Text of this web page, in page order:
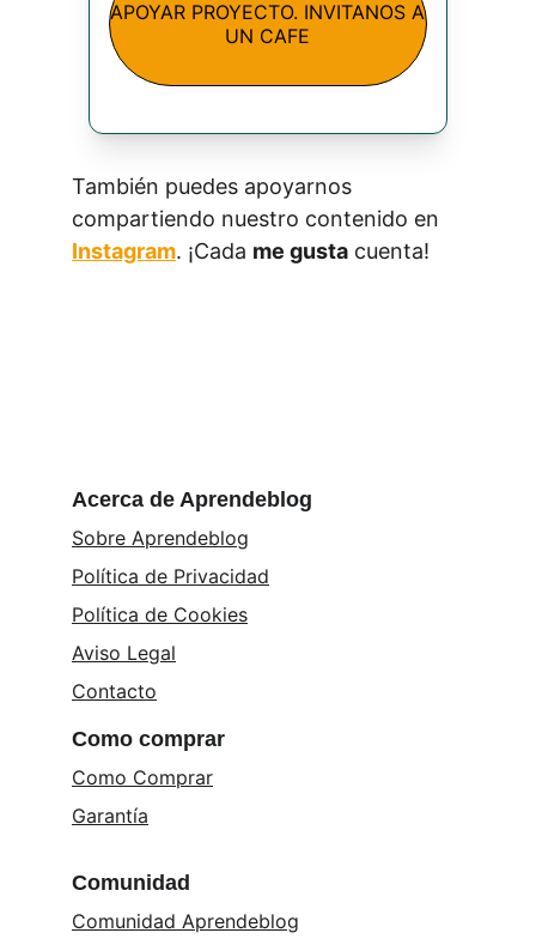
Acerca de Aprendeblog
Sobre Aprendeblog
Política de Privacidad
Política de Cookies
Aviso Legal
Contacto
Como comprar
Como Comprar
Garantía
Comunidad
Comunidad Aprendeblog
También puedes apoyarnos
compartiendo nuestro contenido en
Instagram. ¡Cada me gusta cuenta!
APOYAR PROYECTO. INVITANOS A
UN CAFE